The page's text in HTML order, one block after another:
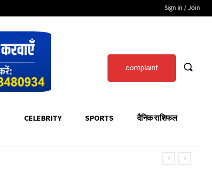
Sign in / Join
complaint
CELEBRITY SPORTS दैनिक राशिफल